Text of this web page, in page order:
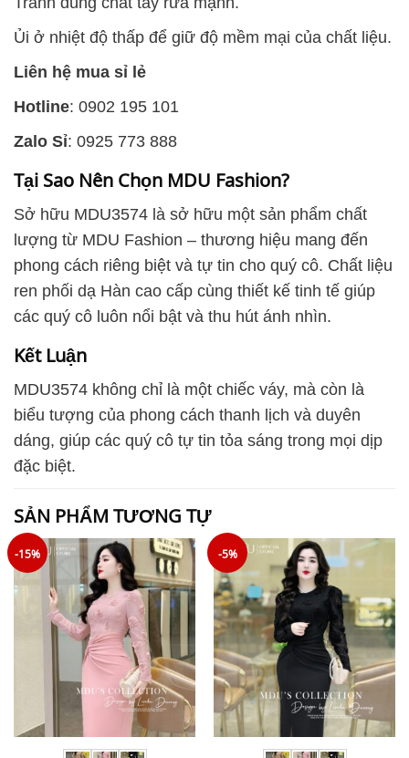
Ủi ở nhiệt độ thấp để giữ độ mềm mại của chất liệu.
Liên hệ mua sỉ lẻ
Hotline: 0902 195 101
Zalo Sỉ: 0925 773 888
Tại Sao Nên Chọn MDU Fashion?
Sở hữu MDU3574 là sở hữu một sản phẩm chất
lượng từ MDU Fashion – thương hiệu mang đến
phong cách riêng biệt và tự tin cho quý cô. Chất liệu
ren phối dạ Hàn cao cấp cùng thiết kế tinh tế giúp
các quý cô luôn nổi bật và thu hút ánh nhìn.
Kết Luận
MDU3574 không chỉ là một chiếc váy, mà còn là
biểu tượng của phong cách thanh lịch và duyên
dáng, giúp các quý cô tự tin tỏa sáng trong mọi dịp
đặc biệt.
SẢN PHẨM TƯƠNG TỰ
-15% -5%